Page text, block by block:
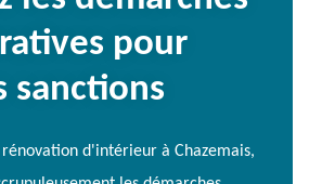
pour
sanctions
rénovation d'intérieur à Chazemais,